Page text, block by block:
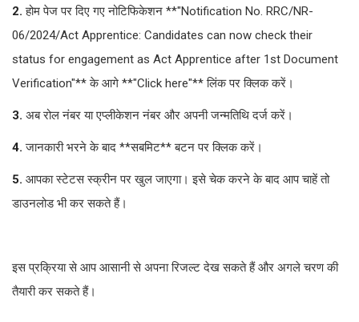
2. होम पेज पर दिए गए नोटिफिकेशन **"Notification No. RRC/NR-
06/2024/Act Apprentice: Candidates can now check their
status for engagement as Act Apprentice after 1st Document
Verification"** के आगे **"Click here"** लिंक पर क्लिक करें।
3. अब रोल नंबर या एप्लीकेशन नंबर और अपनी जन्मतिथि दर्ज करें।
4. जानकारी भरने के बाद **सबमिट** बटन पर क्लिक करें।
5. आपका स्टेटस स्क्रीन पर खुल जाएगा। इसे चेक करने के बाद आप चाहें तो
डाउनलोड भी कर सकते हैं।
इस प्रक्रिया से आप आसानी से अपना रिजल्ट देख सकते हैं और अगले चरण की
तैयारी कर सकते हैं।